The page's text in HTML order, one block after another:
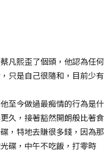
凡熙歪了個頭，他認為任何
只是自己很隨和，目前少有
至今做過最痴情的行為是什
久，接著豁然開朗般比著食
，特地去賺很多錢，因為那
碟，中午不吃飯，打零時